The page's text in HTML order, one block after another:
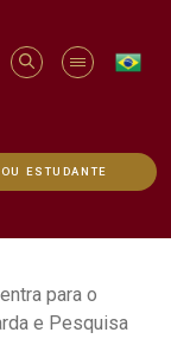
ESTUDANTE
para o
e Pesquisa